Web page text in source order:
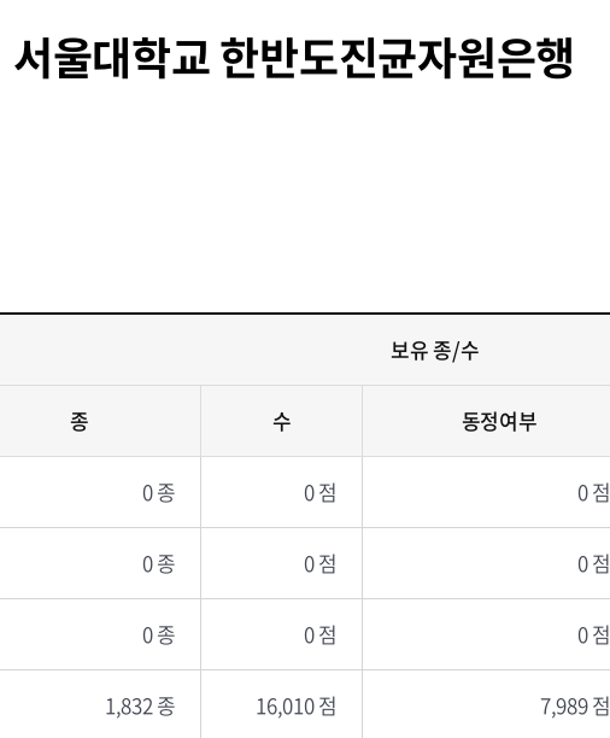
서울대학교 한반도진균자원은행
보유 종/수
종
수 동정여부
0 종 0 점 0 점
0 종 0 점 0 점
0 종 0 점 0 점
1,832 종 16,010 점 7,989 점